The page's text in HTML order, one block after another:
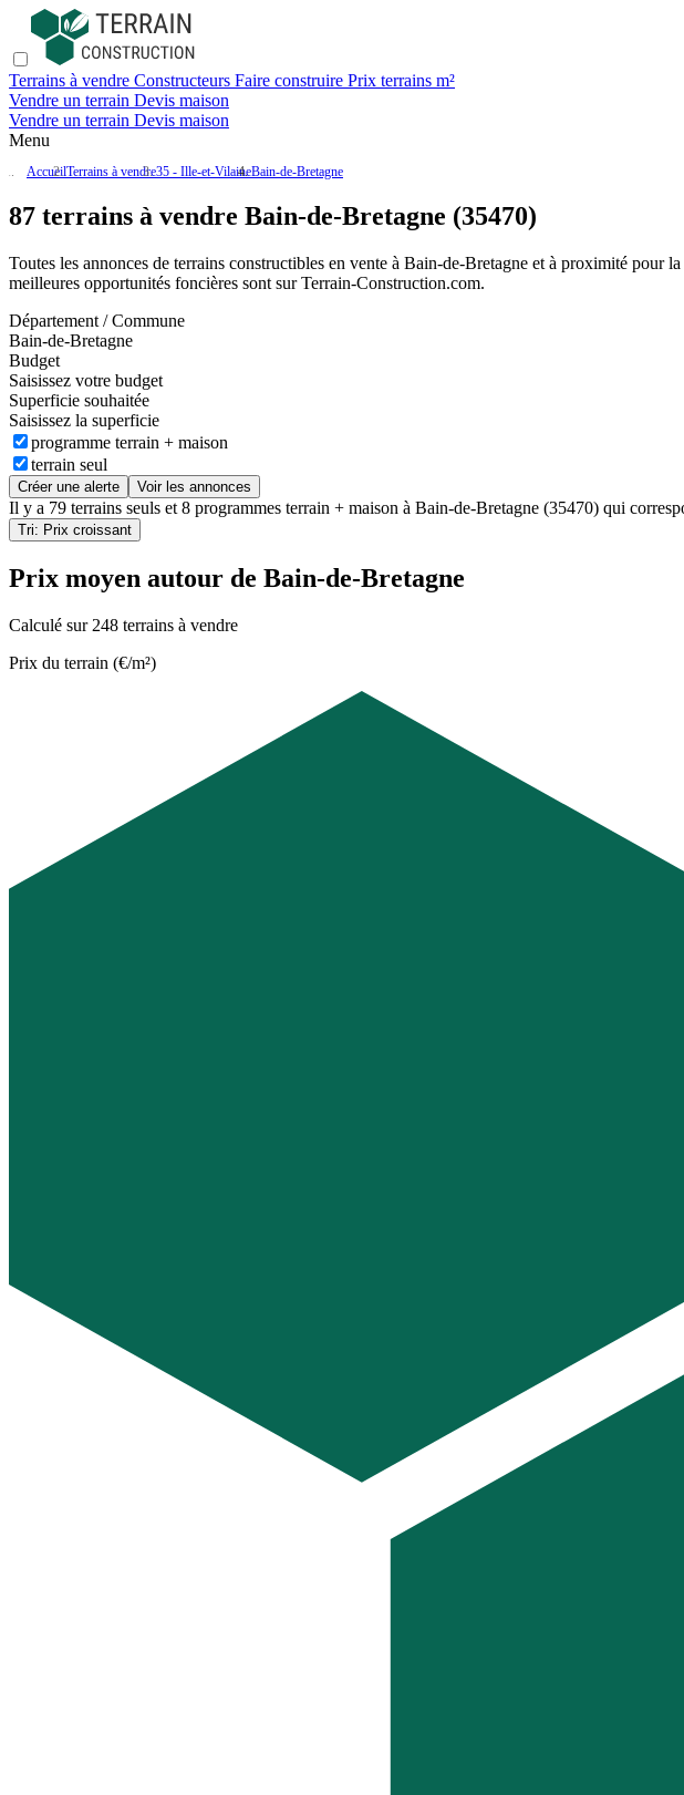
Terrains à vendre Constructeurs Faire construire Prix terrains m²
Vendre un terrain Devis maison
Vendre un terrain Devis maison
Menu
AccueilTerrains à vendre35 - Ille-et-VilaineBain-de-Bretagne
87 terrains à vendre Bain-de-Bretagne (35470)
Toutes les annonces de terrains constructibles en vente à Bain-de-Bretagne et à proximité pour
meilleures opportunités foncières sont surTerrain-Construction.com.
Département / Commune
Bain-de-Bretagne
Budget
Saisissez votre budget
Superficie souhaitée
Saisissez la superficie
programme terrain + maison
terrain seul
Créer une alerte Voir les annonces
Il y a 79 terrains seuls et 8 programmes terrain + maison à Bain-de-Bretagne (35470) qui
Tri: Prix croissant
Prix moyen autour de Bain-de-Bretagne
Calculé sur 248 terrains à vendre
Prix du terrain (€/m²)